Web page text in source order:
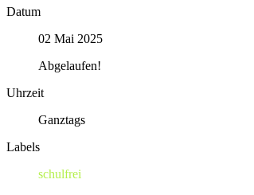
Datum
02 Mai 2025
Abgelaufen!
Uhrzeit
Ganztags
Labels
schulfrei